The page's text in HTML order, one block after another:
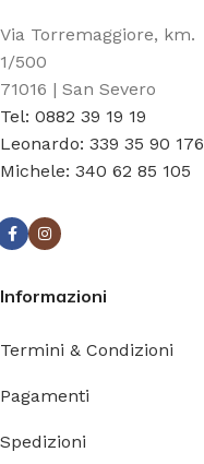
Via Torremaggiore, km.
1/500
71016 | San Severo
Tel: 0882 39 19 19
Leonardo: 339 35 90 176
Michele: 340 62 85 105
Informazioni
Termini & Condizioni
Pagamenti
Spedizioni